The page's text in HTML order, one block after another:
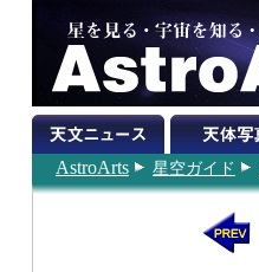
AstroArts 星空ガイド